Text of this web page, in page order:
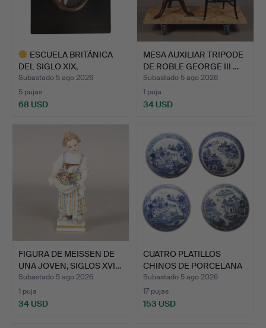
ESCUELA BRITÁNICA
DEL SIGLO XIX,
MINIATURA…
Subastado 5 ago 2026
5 pujas
68 USD
MESA AUXILIAR TRIPODE
DE ROBLE GEORGE III …
Subastado 5 ago 2026
1 puja
34 USD
FIGURA DE MEISSEN DE
UNA JOVEN, SIGLOS XVI…
Subastado 5 ago 2026
1 puja
34 USD
CUATRO PLATILLOS
CHINOS DE PORCELANA
AZUL …
Subastado 5 ago 2026
17 pujas
153 USD